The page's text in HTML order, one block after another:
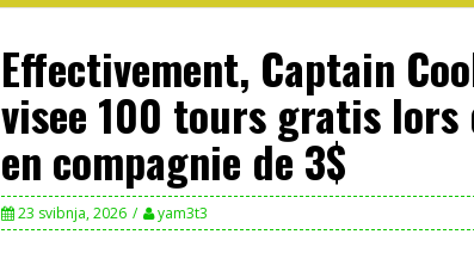
Effectivement, Captain
visee 100 tours gratis lors
en compagnie de 3$
23 svibnja, 2026 yam3t3